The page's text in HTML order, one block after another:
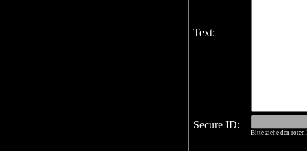
Text:
Secure ID:
Bitte ziehe den roten